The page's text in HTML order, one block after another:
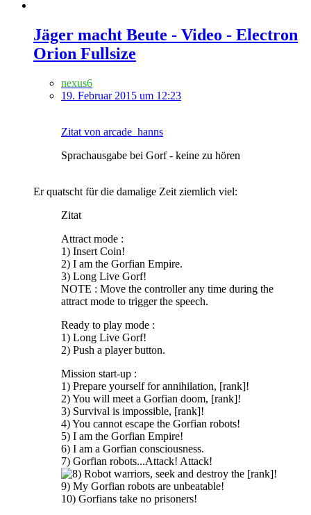
Jäger macht Beute - Video - Electron
Orion Fullsize
nexus6
19. Februar 2015 um 12:23
Zitat von arcade_hanns
Sprachausgabe bei Gorf - keine zu hören
Er quatscht für die damalige Zeit ziemlich viel:
Zitat
Attract mode :
1) Insert Coin!
2) I am the Gorfian Empire.
3) Long Live Gorf!
NOTE : Move the controller any time during the
attract mode to trigger the speech.
Ready to play mode :
1) Long Live Gorf!
2) Push a player button.
Mission start-up :
1) Prepare yourself for annihilation, [rank]!
2) You will meet a Gorfian doom, [rank]!
3) Survival is impossible, [rank]!
4) You cannot escape the Gorfian robots!
5) I am the Gorfian Empire!
6) I am a Gorfian consciousness.
7) Gorfian robots...Attack! Attack!
Robot warriors, seek and destroy the [rank]!
9) My Gorfian robots are unbeatable!
10) Gorfians take no prisoners!